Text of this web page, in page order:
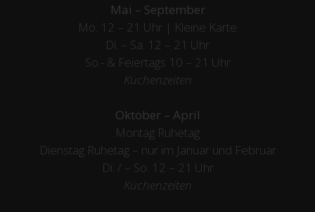
Mai – September
Mo. 12 – 21 Uhr | Kleine Karte
Di. – Sa. 12 – 21 Uhr
So.- & Feiertags 10 – 21 Uhr
Küchenzeiten
Oktober – April
Montag Ruhetag
Dienstag Ruhetag – nur im Januar und Februar
Di. / – So. 12 – 21 Uhr
Küchenzeiten